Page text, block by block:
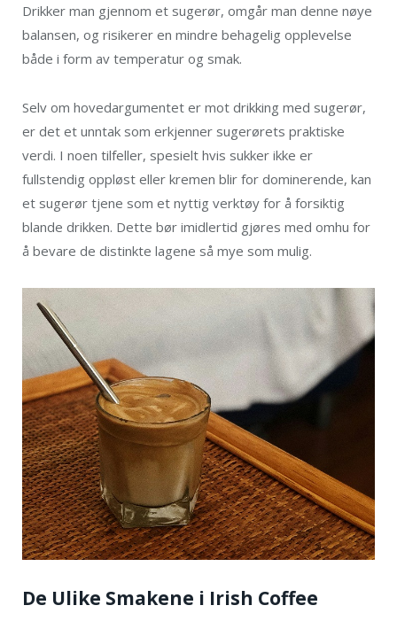
Drikker man gjennom et sugerør, omgår man denne nøye
balansen, og risikerer en mindre behagelig opplevelse
både i form av temperatur og smak.
Selv om hovedargumentet er mot drikking med sugerør,
er det et unntak som erkjenner sugerørets praktiske
verdi. I noen tilfeller, spesielt hvis sukker ikke er
fullstendig oppløst eller kremen blir for dominerende, kan
et sugerør tjene som et nyttig verktøy for å forsiktig
blande drikken. Dette bør imidlertid gjøres med omhu for
å bevare de distinkte lagene så mye som mulig.
De Ulike Smakene i Irish Coffee